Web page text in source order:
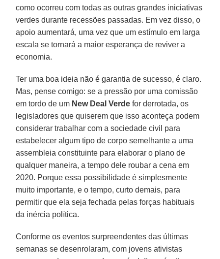
como ocorreu com todas as outras grandes iniciativas
verdes durante recessões passadas. Em vez disso, o
apoio aumentará, uma vez que um estímulo em larga
escala se tornará a maior esperança de reviver a
economia.
Ter uma boa ideia não é garantia de sucesso, é claro.
Mas, pense comigo: se a pressão por uma comissão
em tordo de um New Deal Verde for derrotada, os
legisladores que quiserem que isso aconteça podem
considerar trabalhar com a sociedade civil para
estabelecer algum tipo de corpo semelhante a uma
assembleia constituinte para elaborar o plano de
qualquer maneira, a tempo dele roubar a cena em
2020. Porque essa possibilidade é simplesmente
muito importante, e o tempo, curto demais, para
permitir que ela seja fechada pelas forças habituais
da inércia política.
Conforme os eventos surpreendentes das últimas
semanas se desenrolaram, com jovens ativistas